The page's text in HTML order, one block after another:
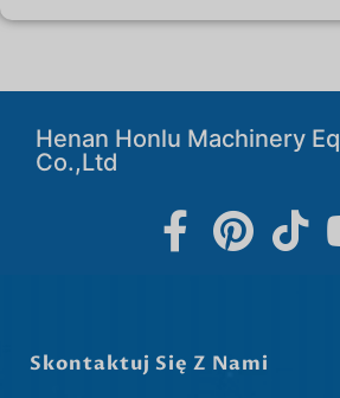
Henan Honlu Machinery
Co.,Ltd
Skontaktuj Się Z Nami